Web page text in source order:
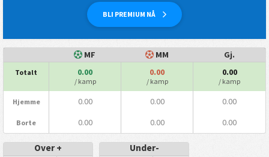
BLI PREMIUM NÅ
MF MM Gj.
Totalt 0.00
/ kamp
0.00
/ kamp
0.00
/ kamp
Hjemme 0.00 0.00 0.00
Borte 0.00 0.00 0.00
Over + Under-